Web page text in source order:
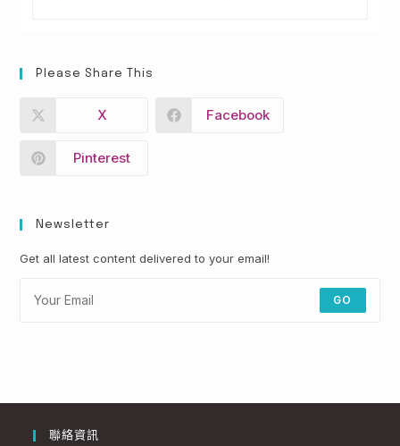
Please Share This
X Facebook
Pinterest
Newsletter
Get all latest content delivered to your email!
GO
聯絡資訊